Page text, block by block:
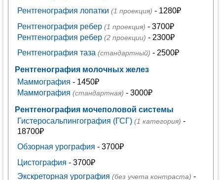
Рентгенография лопатки (1 проекция) - 1280₽
Рентгенография ребер (1 проекция) - 3700₽
Рентгенография ребер (2 проекции) - 2300₽
Рентгенография таза (стандартный) - 2500₽
Рентгенография молочных желез
Маммография - 1450₽
Маммография (стандартная) - 3000₽
Рентгенография мочеполовой системы
Гистеросальпингография (ГСГ) (1 категория) -
18700₽
Обзорная урография - 3700₽
Цистография - 3700₽
Экскреторная урография (без учета контраста) -